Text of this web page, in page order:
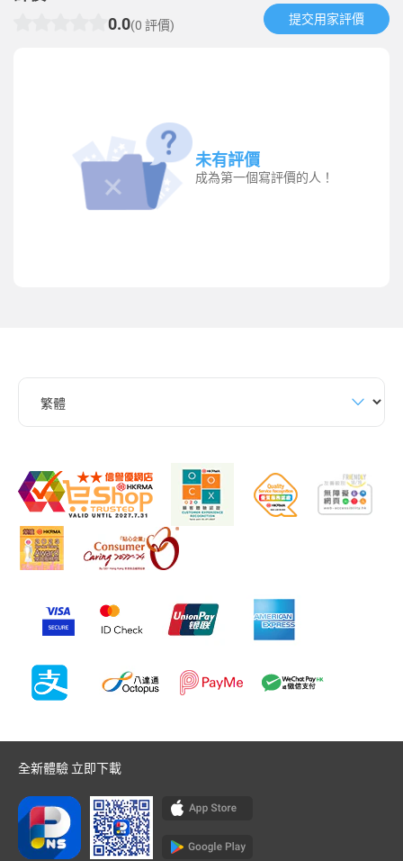
0.0(0 評價) 提交用家評價​
未有評價
成為第一個寫評價的人！
全新體驗 立即下載